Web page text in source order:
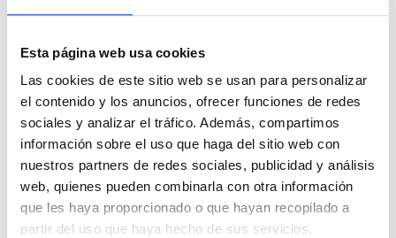
Esta página web usa cookies
Las cookies de este sitio web se usan para personalizar
el contenido y los anuncios, ofrecer funciones de redes
sociales y analizar el tráfico. Además, compartimos
información sobre el uso que haga del sitio web con
nuestros partners de redes sociales, publicidad y análisis
web, quienes pueden combinarla con otra información
que les haya proporcionado o que hayan recopilado a
partir del uso que haya hecho de sus servicios.
fomentar la contratación laboral de personas con
discapacidad. Su actividad se enfoca en el
asesoramiento, mantenimiento y crecimientode los
Centros Especiales de Empleo con el fin deinsertar
laboralmenteal mayor número de personas posible.
Además, trabaja para dar a conocer la función que
desempeñan estas entidades como insertoras socio-
laborales y como agentes socio-económicos, con el fin
de equipararlas, cada vez más, a las empresas ordinarias
como opciones válidas de empleo.